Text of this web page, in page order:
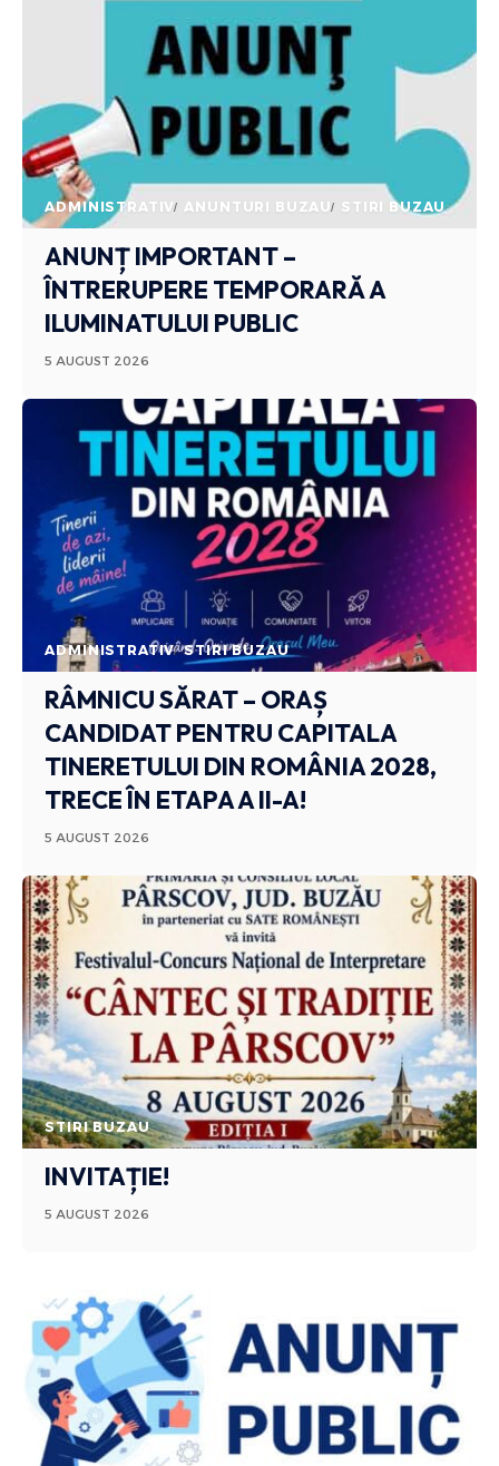
ADMINISTRATIV ANUNTURI BUZAU STIRI BUZAU
ANUNȚ IMPORTANT –
ÎNTRERUPERE TEMPORARĂ A
ILUMINATULUI PUBLIC
5 AUGUST 2026
ADMINISTRATIV STIRI BUZAU
RÂMNICU SĂRAT – ORAȘ
CANDIDAT PENTRU CAPITALA
TINERETULUI DIN ROMÂNIA 2028,
TRECE ÎN ETAPA A II-A!
5 AUGUST 2026
STIRI BUZAU
INVITAȚIE!
5 AUGUST 2026